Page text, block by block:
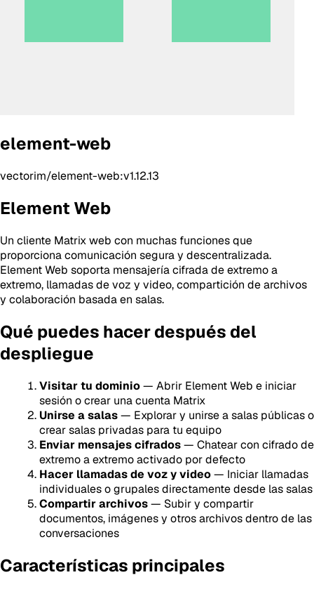
element-web
vectorim/element-web:v1.12.13
Element Web
Un cliente Matrix web con muchas funciones que
proporciona comunicación segura y descentralizada.
Element Web soporta mensajería cifrada de extremo a
extremo, llamadas de voz y video, compartición de archivos
y colaboración basada en salas.
Qué puedes hacer después del
despliegue
Visitar tu dominio— Abrir Element Web e iniciar
sesión o crear una cuenta Matrix
Unirse a salas— Explorar y unirse a salas públicas o
crear salas privadas para tu equipo
Enviar mensajes cifrados— Chatear con cifrado de
extremo a extremo activado por defecto
Hacer llamadas de voz y video— Iniciar llamadas
individuales o grupales directamente desde las salas
Compartir archivos— Subir y compartir
documentos, imágenes y otros archivos dentro de las
conversaciones
Características principales